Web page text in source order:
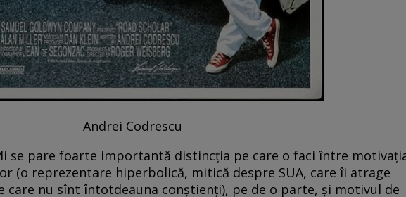
Codrescu
se pare foarte importantă distincția pe care o faci între
(o reprezentare hiperbolică, mitică despre SUA, care îi atrage
care nu sînt întotdeauna conștienți), pe de o parte, și motivul de